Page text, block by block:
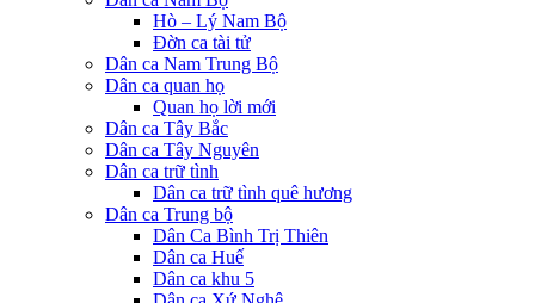
Hò – Lý Nam Bộ
Đờn ca tài tử
Dân ca Nam Trung Bộ
Dân ca quan họ
Quan họ lời mới
Dân ca Tây Bắc
Dân ca Tây Nguyên
Dân ca trữ tình
Dân ca trữ tình quê hương
Dân ca Trung bộ
Dân Ca Bình Trị Thiên
Dân ca Huế
Dân ca khu 5